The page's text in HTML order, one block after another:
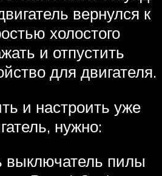
вернулся к
холостого
и отпустить
для двигателя.
и настроить уже
нужно:
выключатель пилы